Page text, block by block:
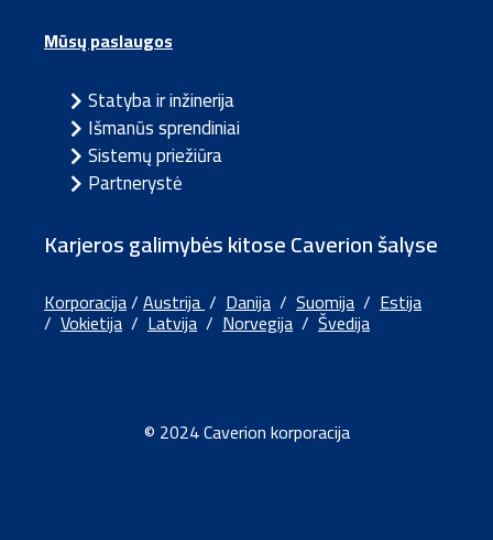
Mūsų paslaugos
Statyba ir inžinerija
Išmanūs sprendiniai
Sistemų priežiūra
Partnerystė
Karjeros galimybės kitose Caverion šalyse
Korporacija/Austrija/ Danija / Suomija / Estija
/ Vokietija / Latvija / Norvegija / Švedija
© 2024 Caverion korporacija